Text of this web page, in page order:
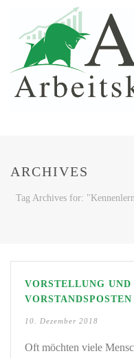
ARCHIVES
Tag Archives for:
VORSTELLUNG
VORSTANDSPOSTEN
10. Dezember 2018
Oft möchten viele